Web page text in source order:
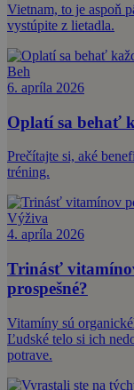
Vietnam, to je aspoň
vystúpite z lietadla.
Beh
6. apríla 2026
Oplatí sa behať
Prečítajte si, aké
tréning.
Výživa
4. apríla 2026
Trinásť
prospešné?
Vitamíny sú
Ľudské telo si ich
potrave.